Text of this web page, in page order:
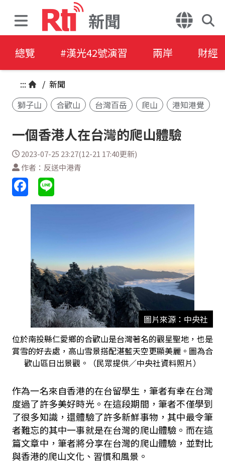
新聞
總覽 #漢光42號演習 兩岸 財經
::: / 新聞
獅子山
合歡山 台灣百岳 爬山 港知港覺
一個香港人在台灣的爬山體驗
2023-07-25 23:27(12-21 17:40更新)
作者：反送中港青
圖片來源：中央社
位於南投縣仁愛鄉的合歡山是台灣著名的觀星聖地，也是
賞雪的好去處，高山雪景搭配湛藍天空更顯美麗。圖為合
歡山區日出景觀。（民眾提供／中央社資料照片）
作為一名來自香港的在台留學生，筆者有幸在台灣
度過了許多美好時光。在這段期間，筆者不僅學到
了很多知識，還體驗了許多新鮮事物，其中最令筆
者難忘的其中一事就是在台灣的爬山體驗。而在這
篇文章中，筆者將分享在台灣的爬山體驗，並對比
與香港的爬山文化、習慣和風景。